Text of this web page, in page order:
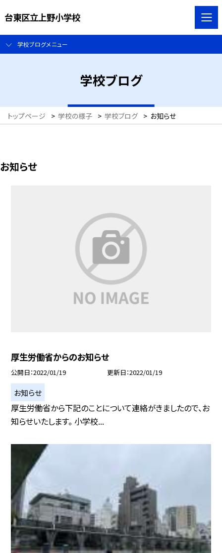
台東区立上野小学校
学校ブログメニュー
学校ブログ
トップページ > 学校の様子 > 学校ブログ > お知らせ
お知らせ
厚生労働省からのお知らせ
公開日 2022/01/19 更新日 2022/01/19
お知らせ
厚生労働省から下記のことについて連絡がきましたので、お
知らせいたします。 小学校...